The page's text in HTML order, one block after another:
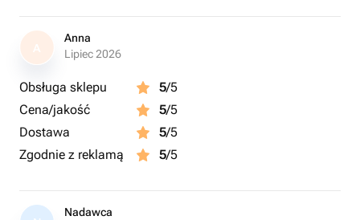
A
Anna
Lipiec 2026
Obsługa sklepu 5/5
Cena/jakość
5/5
Dostawa
5/5
Zgodnie z reklamą
5/5
Nadawca